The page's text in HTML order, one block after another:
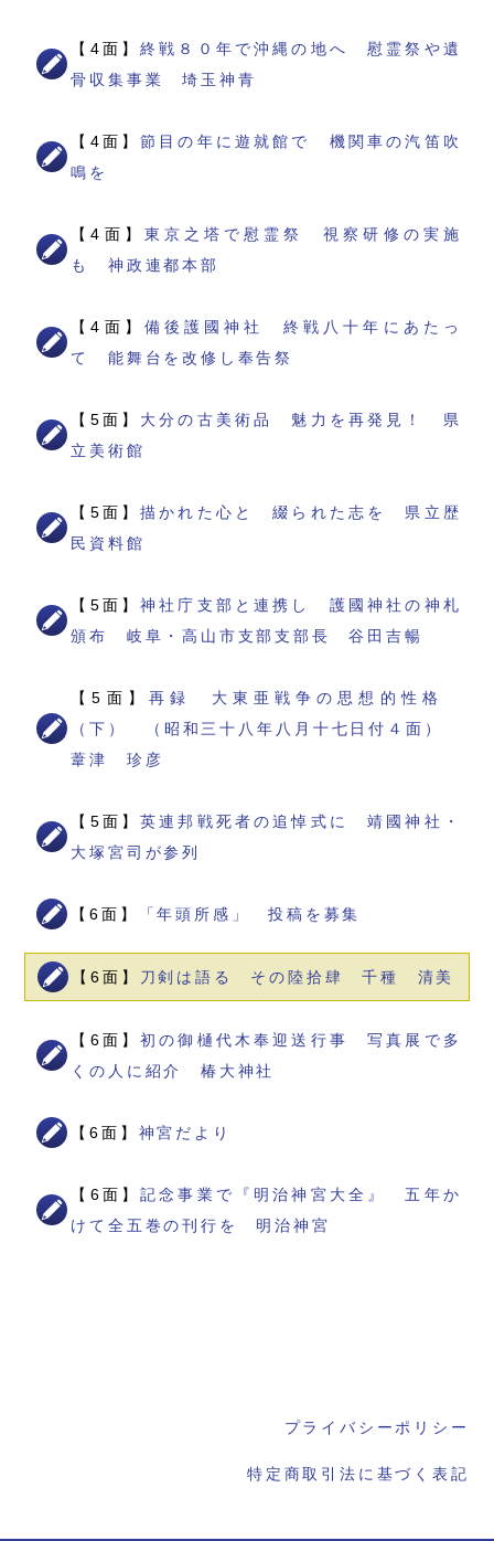
【4面】終戦８０年で沖縄の地へ 慰霊祭や遺
骨収集事業 埼玉神青
【4面】節目の年に遊就館で 機関車の汽笛吹
鳴を
【4面】 東京之塔で慰霊祭 視察研修の実施
も 神政連都本部
【4面】 備後護國神社 終戦八十年にあたっ
て 能舞台を改修し奉告祭
【5面】 大分の古美術品 魅力を再発見！ 県
立美術館
【5面】描かれた心と 綴られた志を 県立歴
民資料館
【5面】神社庁支部と連携し 護國神社の神札
頒布 岐阜・高山市支部支部長 谷田吉暢
【5面】 再録 大東亜戦争の思想的性格
（下） （昭和三十八年八月十七日付４面）
葦津 珍彦
【5面】英連邦戦死者の追悼式に 靖國神社・
大塚宮司が参列
【6面】 「年頭所感」 投稿を募集
【6面】 刀剣は語る その陸拾肆 千種 清美
【6面】初の御樋代木奉迎送行事 写真展で多
くの人に紹介 椿大神社
【6面】 神宮だより
【6面】記念事業で『明治神宮大全』 五年か
けて全五巻の刊行を 明治神宮
プライバシーポリシー
特定商取引法に基づく表記